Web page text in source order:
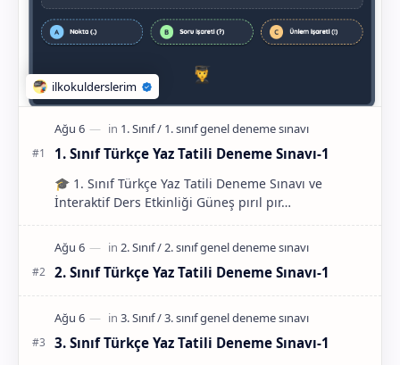
1. Sınıf Türkçe Yaz Tatili Deneme Sınavı-1
🎓 1. Sınıf Türkçe Yaz Tatili Deneme Sınavı ve
İnteraktif Ders Etkinliği Güneş pırıl pır…
2. Sınıf Türkçe Yaz Tatili Deneme Sınavı-1
3. Sınıf Türkçe Yaz Tatili Deneme Sınavı-1